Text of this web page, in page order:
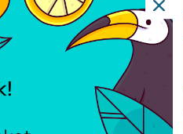
8:00 - 16:30
8:00 - 16:30
8:00 - 16:30
8:00 - 15:30
Iroda/
1043
E-mail:
RMA/